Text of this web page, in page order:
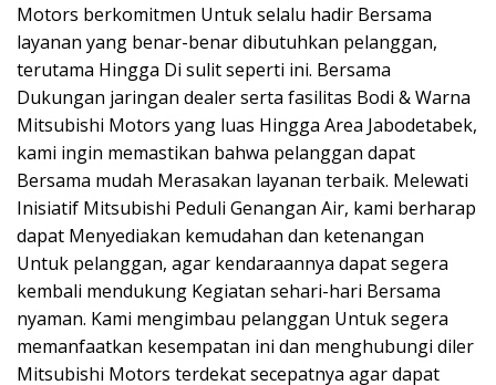
Motors berkomitmen Untuk selalu hadir Bersama
layanan yang benar-benar dibutuhkan pelanggan,
terutama Hingga Di sulit seperti ini. Bersama
Dukungan jaringan dealer serta fasilitas Bodi & Warna
Mitsubishi Motors yang luas Hingga Area Jabodetabek,
kami ingin memastikan bahwa pelanggan dapat
Bersama mudah Merasakan layanan terbaik. Melewati
Inisiatif Mitsubishi Peduli Genangan Air, kami berharap
dapat Menyediakan kemudahan dan ketenangan
Untuk pelanggan, agar kendaraannya dapat segera
kembali mendukung Kegiatan sehari-hari Bersama
nyaman. Kami mengimbau pelanggan Untuk segera
memanfaatkan kesempatan ini dan menghubungi diler
Mitsubishi Motors terdekat secepatnya agar dapat